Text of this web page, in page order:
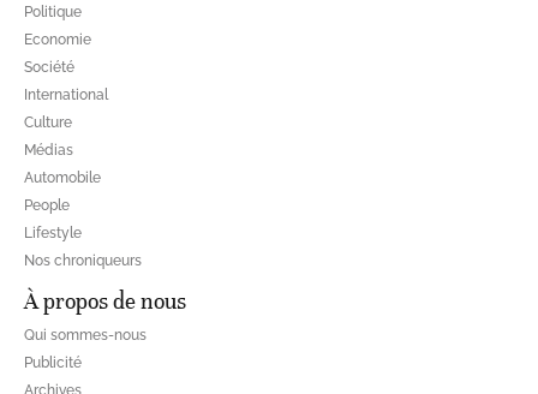
Politique
Economie
Société
International
Culture
Médias
Automobile
People
Lifestyle
Nos chroniqueurs
À propos de nous
Qui sommes-nous
Publicité
Archives